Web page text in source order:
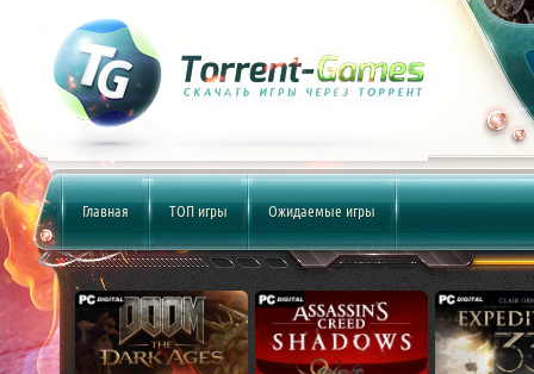
Главная ТОП игры Ожидаемые игры